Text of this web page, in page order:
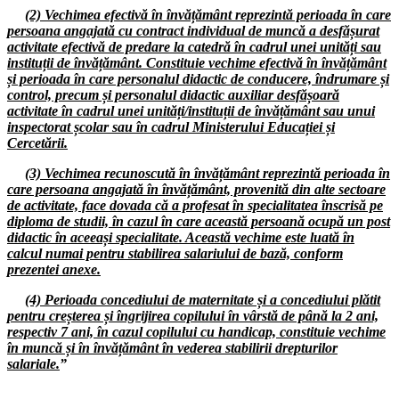
26.09.2024
Ședința cu directorii unităților de învățământ preuniversitar din județul
Hunedoara
23.09.2024
Consiliul de administrație al I.S.J. Hunedoara
18.09.2024
Ședința comună a Consiliilor Liderilor F.S.E. „Spiru Haret” - S.I.P.
17.09.2024
Consiliul de administrație al I.S.J. Hunedoara
09.09.2024
Consiliul de administrație al I.S.J. Hunedoara
Consiliul de administrație al I.S.J. Hunedoara
02.09.2024
Ședința cu directorii unităților de învățământ preuniversitar din județul
Hunedoara
(2) Vechimea efectivă în învățământ reprezintă perioada în care
persoana angajată cu contract individual de muncă a desfășurat
activitate efectivă de predare la catedră în cadrul unei unități sau
instituții de învățământ. Constituie vechime efectivă în învățământ
și perioada în care personalul didactic de conducere, îndrumare și
control, precum și personalul didactic auxiliar desfășoară
activitate în cadrul unei unități/instituții de învățământ sau unui
inspectorat școlar sau în cadrul Ministerului Educației și
Cercetării.
(3) Vechimea recunoscută în învățământ reprezintă perioada în
care persoana angajată în învățământ, provenită din alte sectoare
de activitate, face dovada că a profesat în specialitatea înscrisă pe
diploma de studii, în cazul în care această persoană ocupă un post
didactic în aceeași specialitate. Această vechime este luată în
calcul numai pentru stabilirea salariului de bază, conform
prezentei anexe.
(4) Perioada concediului de maternitate și a concediului plătit
pentru creșterea și îngrijirea copilului în vârstă de până la 2 ani,
respectiv 7 ani, în cazul copilului cu handicap, constituie vechime
în muncă și în învățământ în vederea stabilirii drepturilor
salariale.”